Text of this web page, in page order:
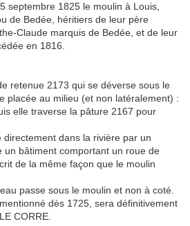
septembre 1825 le moulin à Louis,
de Bedée, héritiers de leur père
Claude marquis de Bedée, et de leur
en 1816.
retenue 2173 qui se déverse sous le
placée au milieu (et non latéralement) :
elle traverse la pâture 2167 pour
dans la rivière par un
un bâtiment comportant un roue de
de la même façon que le moulin
passe sous le moulin et non à coté.
dès 1725, sera définitivement
CORRE.